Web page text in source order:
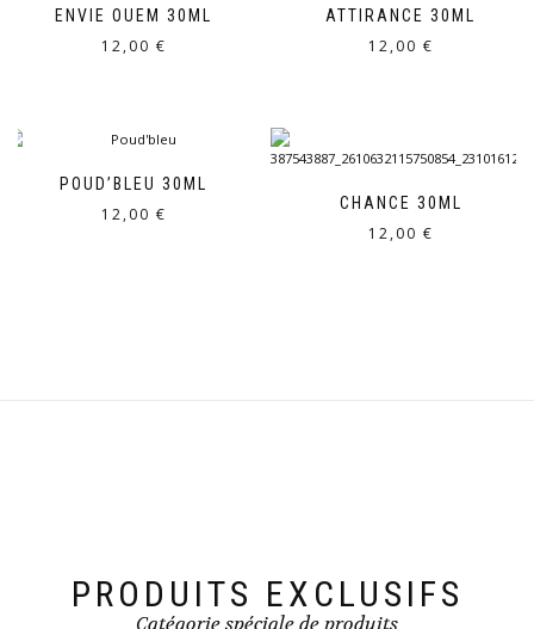
ENVIE OUEM 30ML
12,00 €
ATTIRANCE 30ML
12,00 €
POUD’BLEU 30ML
12,00 €
CHANCE 30ML
12,00 €
PRODUITS EXCLUSIFS
Catégorie spéciale de produits